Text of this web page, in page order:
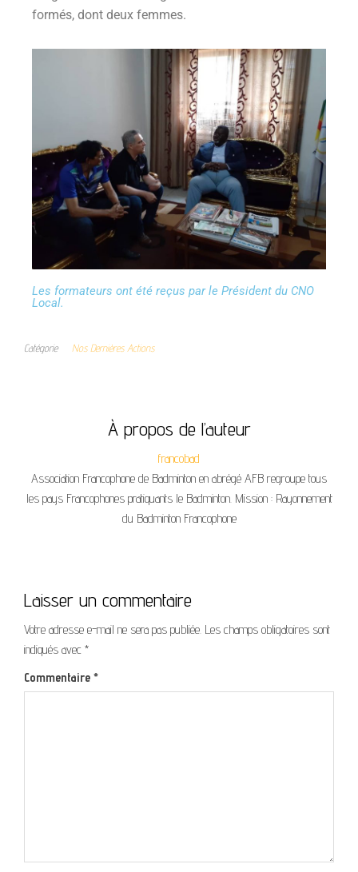
formés, dont deux femmes.
Les formateurs ont été reçus par le Président du CNO
Local.
Catégorie Nos Dernières Actions
À propos de l’auteur
francobad
Association Francophone de Badminton en abrégé AFB regroupe tous
les pays Francophones pratiquants le Badminton. Mission : Rayonnement
du Badminton Francophone
Laisser un commentaire
Votre adresse e-mail ne sera pas publiée. Les champs obligatoires sont
indiqués avec *
Commentaire *